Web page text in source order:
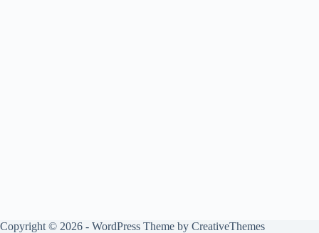
Copyright © 2026 - WordPress Theme by CreativeThemes